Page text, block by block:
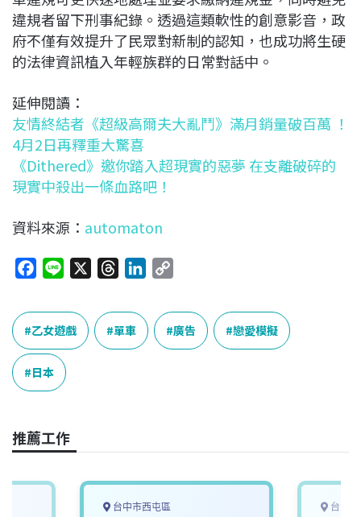
違規者留下刑事紀錄。透過這類軟性的創意影音，政
府不僅有效提升了民眾對新制的認知，也成功將生硬
的法律資訊植入年輕族群的日常對話中。
延伸閱讀：
友情終結者《超級高爾夫大亂鬥》滿月銷量破百萬 ！
4月2日再釋重大驚喜
《Dithered》邀你踏入超現實的惡夢 在支離破碎的
現實中殺出一條血路吧！
資料來源： automaton
c
e
b
o
o
n
e
r
e
a
k
p
y
L
乙女遊戲 單車 廣告 戀愛模擬
日本
推薦工作
台中市西屯區 台中